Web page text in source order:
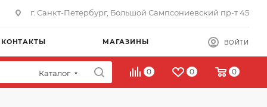
г. Санкт-Петербург, Большой Сампсониевский пр-т 45
КОНТАКТЫ МАГАЗИНЫ ВОЙТИ
Каталог 0 0 0